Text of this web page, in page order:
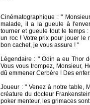
Cinématographique : "
malade, il a la gueule à
tourner et gueule tout le temps
un roc ! Votre prix pour jouer le
bon cachet, je vous assure ! "
Légendaire : " Odin a eu Thor
Vous vous trompez, Monsieur,
dû emmener Cerbère ! Des
Joueur : " Venez à notre table,
créature du docteur
poker menteur, les grimaces